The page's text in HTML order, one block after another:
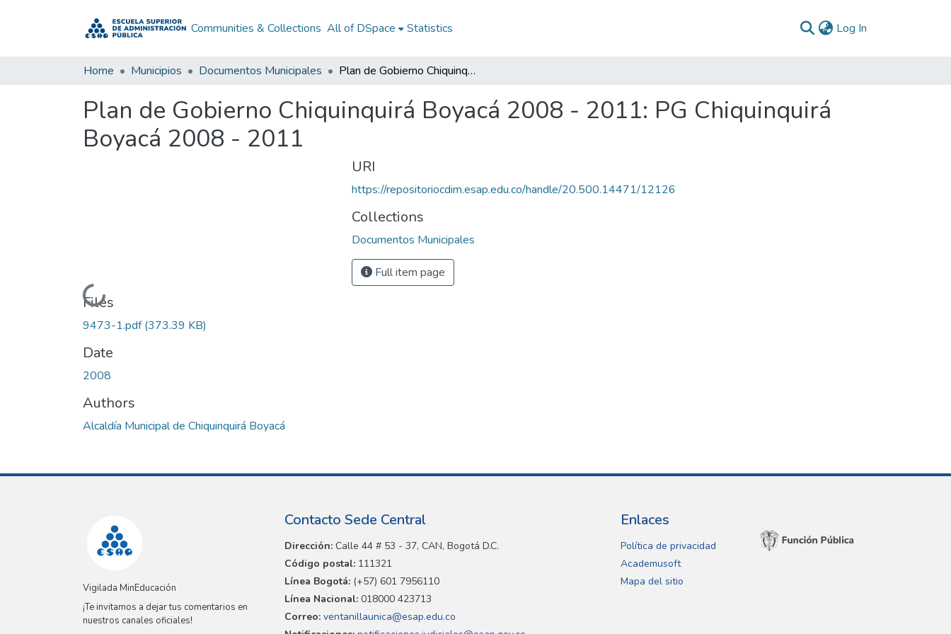
Communities & Collections All of DSpace Statistics Log In
Home Municipios Documentos Municipales Plan de Gobierno Chiquinquirá Boyacá 2008 - 2011: PG Chiquinquirá Boyacá 2008 - 2011
Plan de Gobierno Chiquinquirá Boyacá 2008 - 2011: PG Chiquinquirá
Boyacá 2008 - 2011
Loading...
Files
9473-1.pdf(373.39 KB)
Date
2008
Authors
Alcaldía Municipal de Chiquinquirá Boyacá
URI
https://repositoriocdim.esap.edu.co/handle/20.500.14471/12126
Collections
Documentos Municipales
Full item page
Vigilada MinEducación
¡Te invitamos a dejar tus comentarios en
nuestros canales oficiales!
Contacto Sede Central
Dirección: Calle 44 # 53 - 37, CAN, Bogotá D.C.
Código postal: 111321
Línea Bogotá: (+57) 601 7956110
Línea Nacional: 018000 423713
Correo: ventanillaunica@esap.edu.co
Enlaces
Política de privacidad
Academusoft
Mapa del sitio